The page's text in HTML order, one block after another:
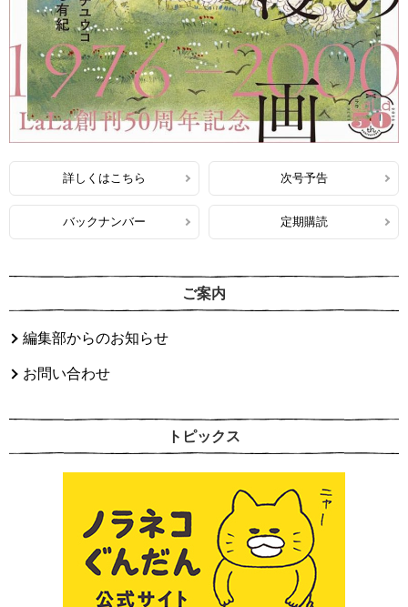
詳しくはこちら 次号予告
バックナンバー 定期購読
ご案内
編集部からのお知らせ
お問い合わせ
トピックス